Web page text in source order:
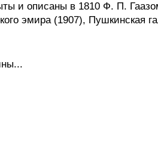
и описаны в 1810 Ф. П.
эмира (1907), Пушкинская